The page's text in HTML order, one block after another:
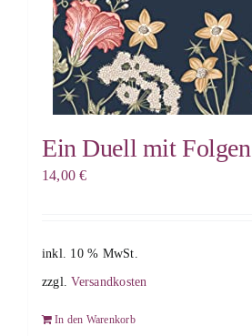
Ein Duell mit Folgen
14,00€
inkl. 10 % MwSt.
zzgl.Versandkosten
In den Warenkorb